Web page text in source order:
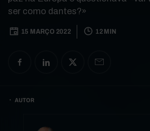
ser como dantes?»
15 MARÇO 2022 12 MIN
AUTOR